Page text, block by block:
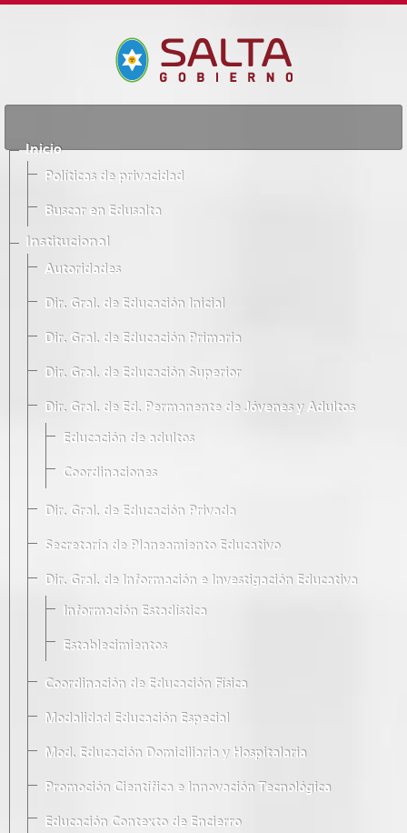
Inicio
Políticas de privacidad
Buscar en Edusalta
Institucional
Autoridades
Dir. Gral. de Educación Inicial
Dir. Gral. de Educación Primaria
Dir. Gral. de Educación Superior
Dir. Gral. de Ed. Permanente de Jóvenes y Adultos
Educación de adultos
Coordinaciones
Dir. Gral. de Educación Privada
Secretaría de Planeamiento Educativo
Dir. Gral. de Información e Investigación Educativa
Información Estadística
Establecimientos
Coordinación de Educación Física
Modalidad Educación Especial
Mod. Educación Domiciliaria y Hospitalaria
Promoción Científica e Innovación Tecnológica
Educación Contexto de Encierro